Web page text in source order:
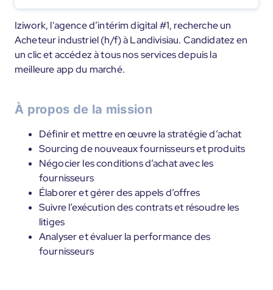
Iziwork, l'agence d’intérim digital #1, recherche un
Acheteur industriel (h/f) à Landivisiau. Candidatez en
un clic et accédez à tous nos services depuis la
meilleure app du marché.
À propos de la mission
Définir et mettre en œuvre la stratégie d’achat
Sourcing de nouveaux fournisseurs et produits
Négocier les conditions d’achat avec les
fournisseurs
Élaborer et gérer des appels d’offres
Suivre l’exécution des contrats et résoudre les
litiges
Analyser et évaluer la performance des
fournisseurs